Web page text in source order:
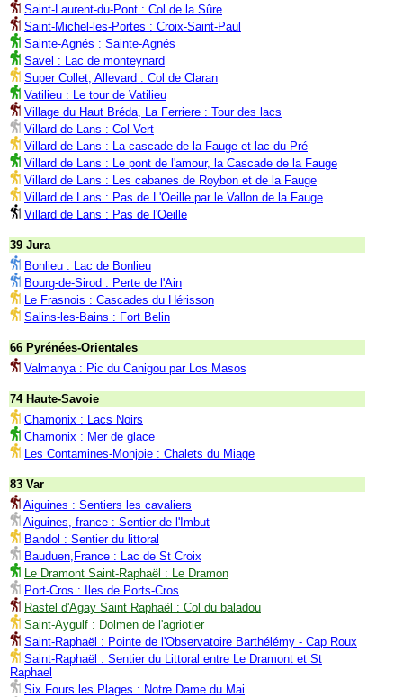
Saint-Laurent-du-Pont : Col de la Sûre
Saint-Michel-les-Portes : Croix-Saint-Paul
Sainte-Agnés : Sainte-Agnés
Savel : Lac de monteynard
Super Collet, Allevard : Col de Claran
Vatilieu : Le tour de Vatilieu
Village du Haut Bréda, La Ferriere : Tour des lacs
Villard de Lans : Col Vert
Villard de Lans : La cascade de la Fauge et lac du Pré
Villard de Lans : Le pont de l'amour, la Cascade de la Fauge
Villard de Lans : Les cabanes de Roybon et de la Fauge
Villard de Lans : Pas de L'Oeille par le Vallon de la Fauge
Villard de Lans : Pas de l'Oeille
39 Jura
Bonlieu : Lac de Bonlieu
Bourg-de-Sirod : Perte de l'Ain
Le Frasnois : Cascades du Hérisson
Salins-les-Bains : Fort Belin
66 Pyrénées-Orientales
Valmanya : Pic du Canigou par Los Masos
74 Haute-Savoie
Chamonix : Lacs Noirs
Chamonix : Mer de glace
Les Contamines-Monjoie : Chalets du Miage
83 Var
Aiguines : Sentiers les cavaliers
Aiguines, france : Sentier de l'Imbut
Bandol : Sentier du littoral
Bauduen,France : Lac de St Croix
Le Dramont Saint-Raphaël : Le Dramon
Port-Cros : Iles de Ports-Cros
Rastel d'Agay Saint Raphaël : Col du baladou
Saint-Aygulf : Dolmen de l'agriotier
Saint-Raphaël : Pointe de l'Observatoire Barthélémy - Cap Roux
Saint-Raphaël : Sentier du Littoral entre Le Dramont et St
Raphael
Six Fours les Plages : Notre Dame du Mai